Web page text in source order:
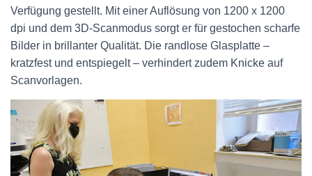
Verfügung gestellt. Mit einer Auflösung von 1200 x 1200
dpi und dem 3D-Scanmodus sorgt er für gestochen scharfe
Bilder in brillanter Qualität. Die randlose Glasplatte –
kratzfest und entspiegelt – verhindert zudem Knicke auf
Scanvorlagen.